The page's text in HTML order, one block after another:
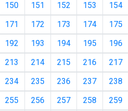
150 151 152 153 154
171 172 173 174 175
192 193 194 195 196
213 214 215 216 217
234 235 236 237 238
255 256 257 258 259